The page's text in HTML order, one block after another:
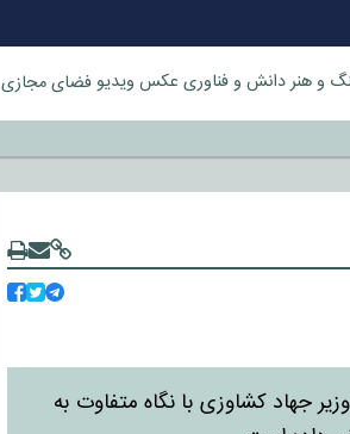
و هنردانش و فناوری عکس ویدیوفضای مجازی
جهاد کشاوزی با نگاه متفاوت به